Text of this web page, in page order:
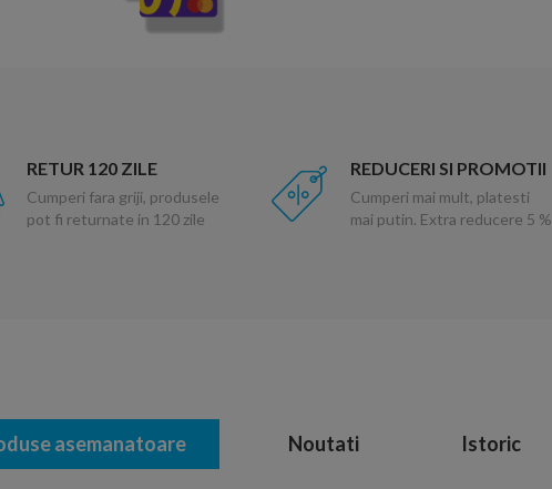
RETUR 120 ZILE
Cumperi fara griji, produsele
pot fi returnate in 120 zile
REDUCERI SI PROMOTII
Cumperi mai mult, platesti
mai putin. Extra reducere 5 %
asemanatoare Noutati Istoric